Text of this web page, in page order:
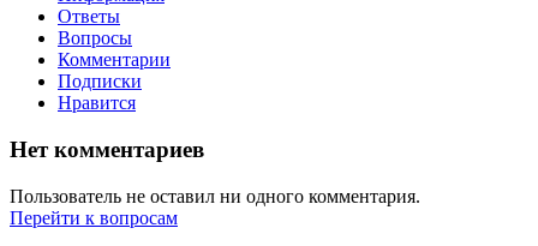
Ответы
Вопросы
Комментарии
Подписки
Нравится
Нет комментариев
Пользователь не оставил ни одного комментария.
Перейти к вопросам